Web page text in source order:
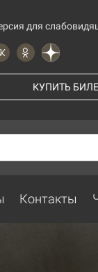
для
КУПИТЬ
Контакты